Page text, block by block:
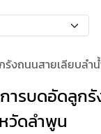
รังถนนสายเลียบล
ารบดอัดลู
วัดลำพูน